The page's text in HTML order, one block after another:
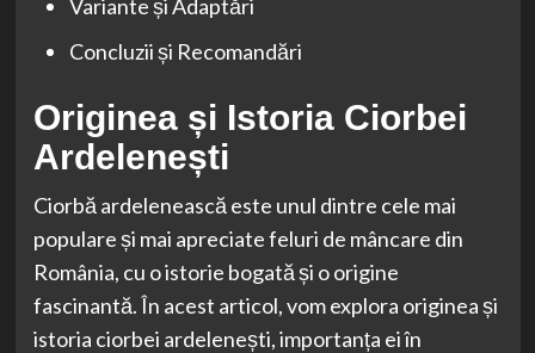
Variante și Adaptări
Concluzii și Recomandări
Originea și Istoria Ciorbei
Ardelenești
Ciorbă ardelenească este unul dintre cele mai
populare și mai apreciate feluri de mâncare din
România, cu o istorie bogată și o origine
fascinantă. În acest articol, vom explora originea și
istoria ciorbei ardelenești, importanța ei în